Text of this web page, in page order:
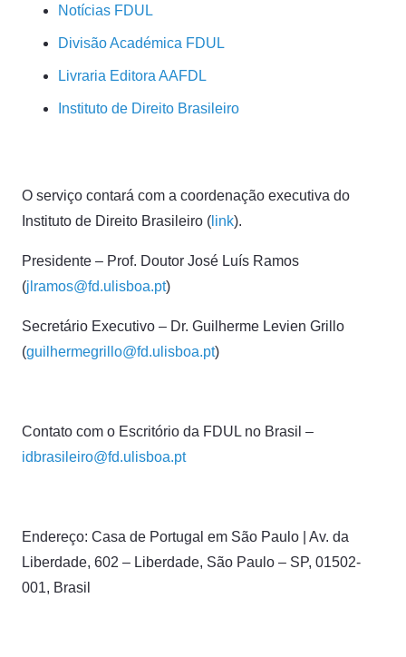
Notícias FDUL
Divisão Académica FDUL
Livraria Editora AAFDL
Instituto de Direito Brasileiro
O serviço contará com a coordenação executiva do
Instituto de Direito Brasileiro ( link).
Presidente – Prof. Doutor José Luís Ramos
(jlramos@fd.ulisboa.pt)
Secretário Executivo – Dr. Guilherme Levien Grillo
(guilhermegrillo@fd.ulisboa.pt)
Contato com o Escritório da FDUL no Brasil –
idbrasileiro@fd.ulisboa.pt
Endereço: Casa de Portugal em São Paulo | Av. da
Liberdade, 602 – Liberdade, São Paulo – SP, 01502-
001, Brasil